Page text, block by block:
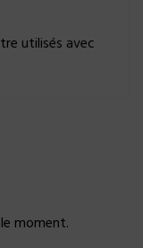
utilisés avec
moment.